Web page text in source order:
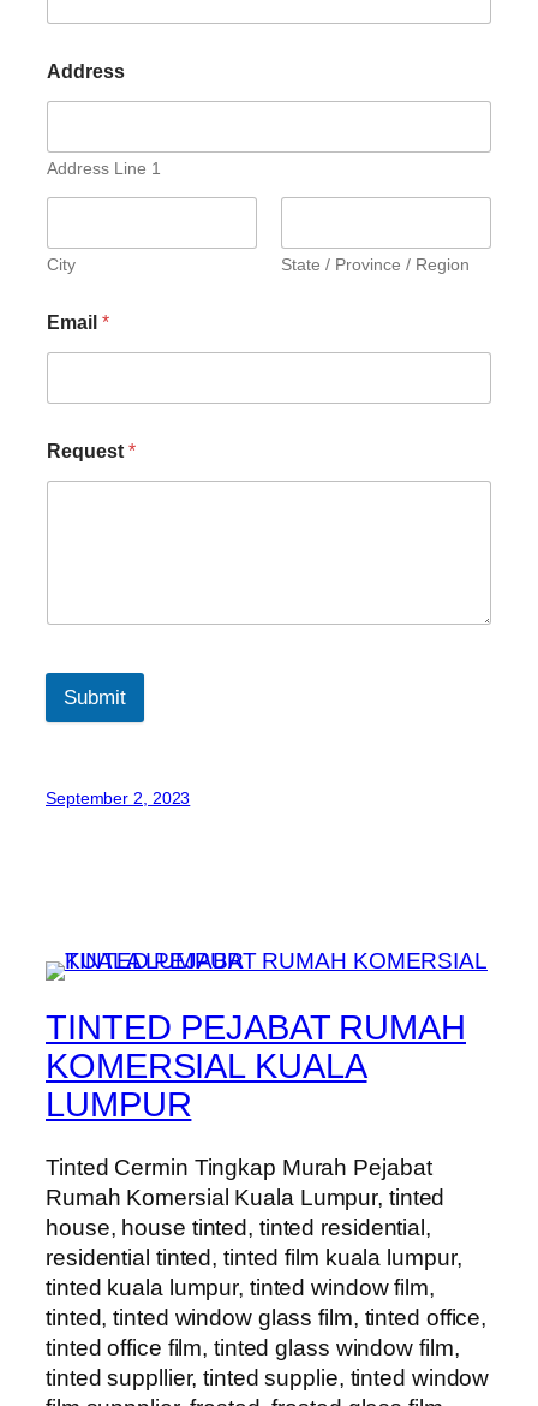
Address
Address Line 1
City State / Province / Region
Email *
Request *
Submit
September 2, 2023
TINTED PEJABAT RUMAH
KOMERSIAL KUALA
LUMPUR
Tinted Cermin Tingkap Murah Pejabat
Rumah Komersial Kuala Lumpur, tinted
house, house tinted, tinted residential,
residential tinted, tinted film kuala lumpur,
tinted kuala lumpur, tinted window film,
tinted, tinted window glass film, tinted office,
tinted office film, tinted glass window film,
tinted suppllier, tinted supplie, tinted window